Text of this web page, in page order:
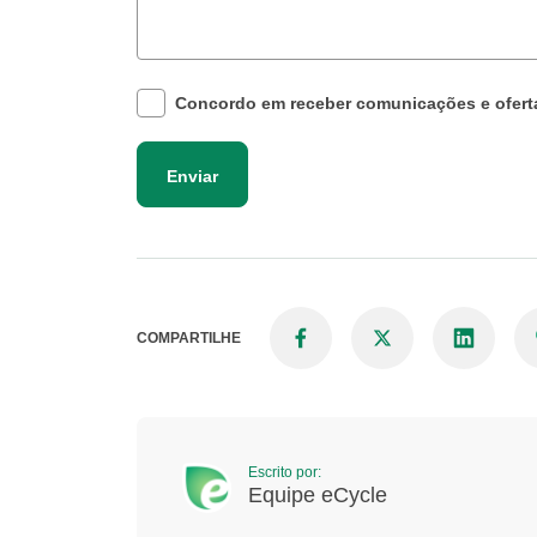
Concordo em receber comunicações e
Enviar
COMPARTILHE
Escrito por:
Equipe eCycle